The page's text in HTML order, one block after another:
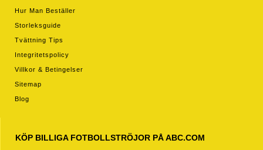
Hur Man Beställer
Storleksguide
Tvättning Tips
Integritetspolicy
Villkor & Betingelser
Sitemap
Blog
KÖP BILLIGA FOTBOLLSTRÖJOR PÅ ABC.COM